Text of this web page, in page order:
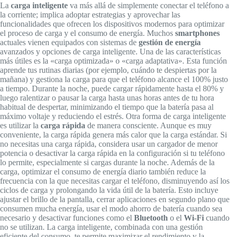
La carga inteligente va más allá de simplemente conectar el teléfono a
la corriente; implica adoptar estrategias y aprovechar las
funcionalidades que ofrecen los dispositivos modernos para optimizar
el proceso de carga y el consumo de energía. Muchos smartphones
actuales vienen equipados con sistemas de gestión de energía
avanzados y opciones de carga inteligente. Una de las características
más útiles es la «carga optimizada» o «carga adaptativa». Esta función
aprende tus rutinas diarias (por ejemplo, cuándo te despiertas por la
mañana) y gestiona la carga para que el teléfono alcance el 100% justo
a tiempo. Durante la noche, puede cargar rápidamente hasta el 80% y
luego ralentizar o pausar la carga hasta unas horas antes de tu hora
habitual de despertar, minimizando el tiempo que la batería pasa al
máximo voltaje y reduciendo el estrés. Otra forma de carga inteligente
es utilizar la carga rápida de manera consciente. Aunque es muy
conveniente, la carga rápida genera más calor que la carga estándar. Si
no necesitas una carga rápida, considera usar un cargador de menor
potencia o desactivar la carga rápida en la configuración si tu teléfono
lo permite, especialmente si cargas durante la noche. Además de la
carga, optimizar el consumo de energía diario también reduce la
frecuencia con la que necesitas cargar el teléfono, disminuyendo así los
ciclos de carga y prolongando la vida útil de la batería. Esto incluye
ajustar el brillo de la pantalla, cerrar aplicaciones en segundo plano que
consumen mucha energía, usar el modo ahorro de batería cuando sea
necesario y desactivar funciones como el Bluetooth o el Wi-Fi cuando
no se utilizan. La carga inteligente, combinada con una gestión